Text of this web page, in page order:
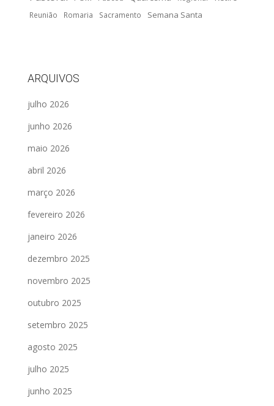
Reunião Romaria Sacramento Semana Santa
ARQUIVOS
julho 2026
junho 2026
maio 2026
abril 2026
março 2026
fevereiro 2026
janeiro 2026
dezembro 2025
novembro 2025
outubro 2025
setembro 2025
agosto 2025
julho 2025
junho 2025